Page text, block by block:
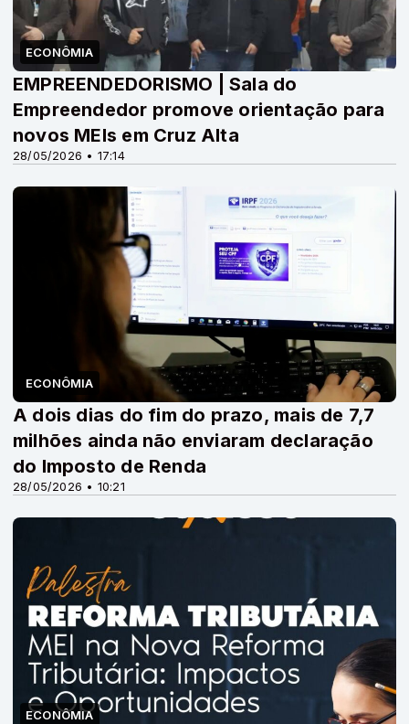
ECONÔMIA
28/05/2026 • 17:14
EMPREENDEDORISMO | Sala do
Empreendedor promove orientação para
novos MEIs em Cruz Alta
ECONÔMIA
28/05/2026 • 10:21
A dois dias do fim do prazo, mais de 7,7
milhões ainda não enviaram declaração
do Imposto de Renda
ECONÔMIA